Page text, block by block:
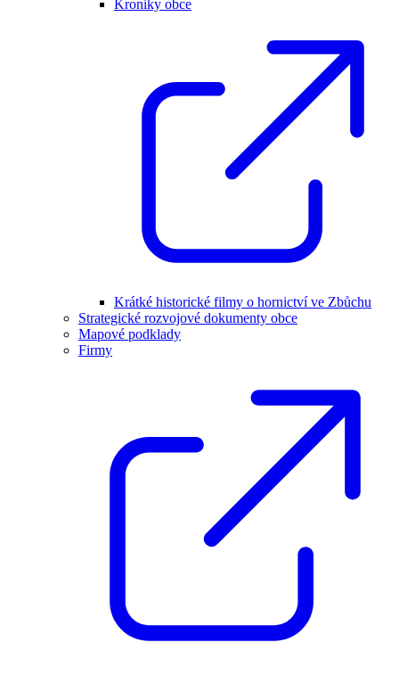
Kroniky obce
Krátké historické filmy o hornictví ve Zbůchu
Strategické rozvojové dokumenty obce
Mapové podklady
Firmy